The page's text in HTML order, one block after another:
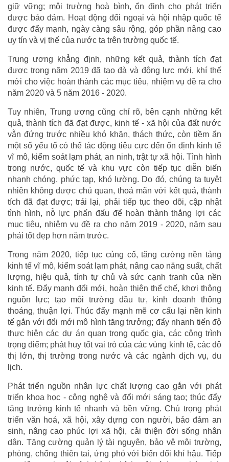
giữ vững; môi trường hoà bình, ổn định cho phát triển
được bảo đảm. Hoạt động đối ngoại và hội nhập quốc tế
được đẩy mạnh, ngày càng sâu rộng, góp phần nâng cao
uy tín và vị thế của nước ta trên trường quốc tế.
Trung ương khẳng định, những kết quả, thành tích đạt
được trong năm 2019 đã tạo đà và động lực mới, khí thế
mới cho việc hoàn thành các mục tiêu, nhiệm vụ đề ra cho
năm 2020 và 5 năm 2016 - 2020.
Tuy nhiên, Trung ương cũng chỉ rõ, bên cạnh những kết
quả, thành tích đã đạt được, kinh tế - xã hội của đất nước
vẫn đứng trước nhiều khó khăn, thách thức, còn tiềm ẩn
một số yếu tố có thể tác động tiêu cực đến ổn định kinh tế
vĩ mô, kiểm soát lạm phát, an ninh, trật tự xã hội. Tình hình
trong nước, quốc tế và khu vực còn tiếp tục diễn biến
nhanh chóng, phức tạp, khó lường. Do đó, chúng ta tuyệt
nhiên không được chủ quan, thoả mãn với kết quả, thành
tích đã đạt được; trái lại, phải tiếp tục theo dõi, cập nhật
tình hình, nỗ lực phấn đấu để hoàn thành thắng lợi các
mục tiêu, nhiệm vụ đề ra cho năm 2019 - 2020, năm sau
phải tốt đẹp hơn năm trước.
Trong năm 2020, tiếp tục củng cố, tăng cường nền tảng
kinh tế vĩ mô, kiểm soát lạm phát, nâng cao năng suất, chất
lượng, hiệu quả, tính tự chủ và sức cạnh tranh của nền
kinh tế. Đẩy mạnh đổi mới, hoàn thiện thể chế, khơi thông
nguồn lực; tạo môi trường đầu tư, kinh doanh thông
thoáng, thuận lợi. Thúc đẩy mạnh mẽ cơ cấu lại nền kinh
tế gắn với đổi mới mô hình tăng trưởng; đẩy nhanh tiến độ
thực hiện các dự án quan trọng quốc gia, các công trình
trọng điểm; phát huy tốt vai trò của các vùng kinh tế, các đô
thị lớn, thị trường trong nước và các ngành dịch vụ, du
lịch.
Phát triển nguồn nhân lực chất lượng cao gắn với phát
triển khoa học - công nghệ và đổi mới sáng tạo; thúc đẩy
tăng trưởng kinh tế nhanh và bền vững. Chú trọng phát
triển văn hoá, xã hội, xây dựng con người, bảo đảm an
sinh, nâng cao phúc lợi xã hội, cải thiện đời sống nhân
dân. Tăng cường quản lý tài nguyên, bảo vệ môi trường,
phòng, chống thiên tai, ứng phó với biến đổi khí hậu. Tiếp